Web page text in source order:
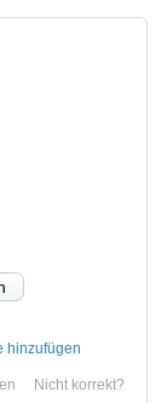
hinzufügen
Nicht korrekt?